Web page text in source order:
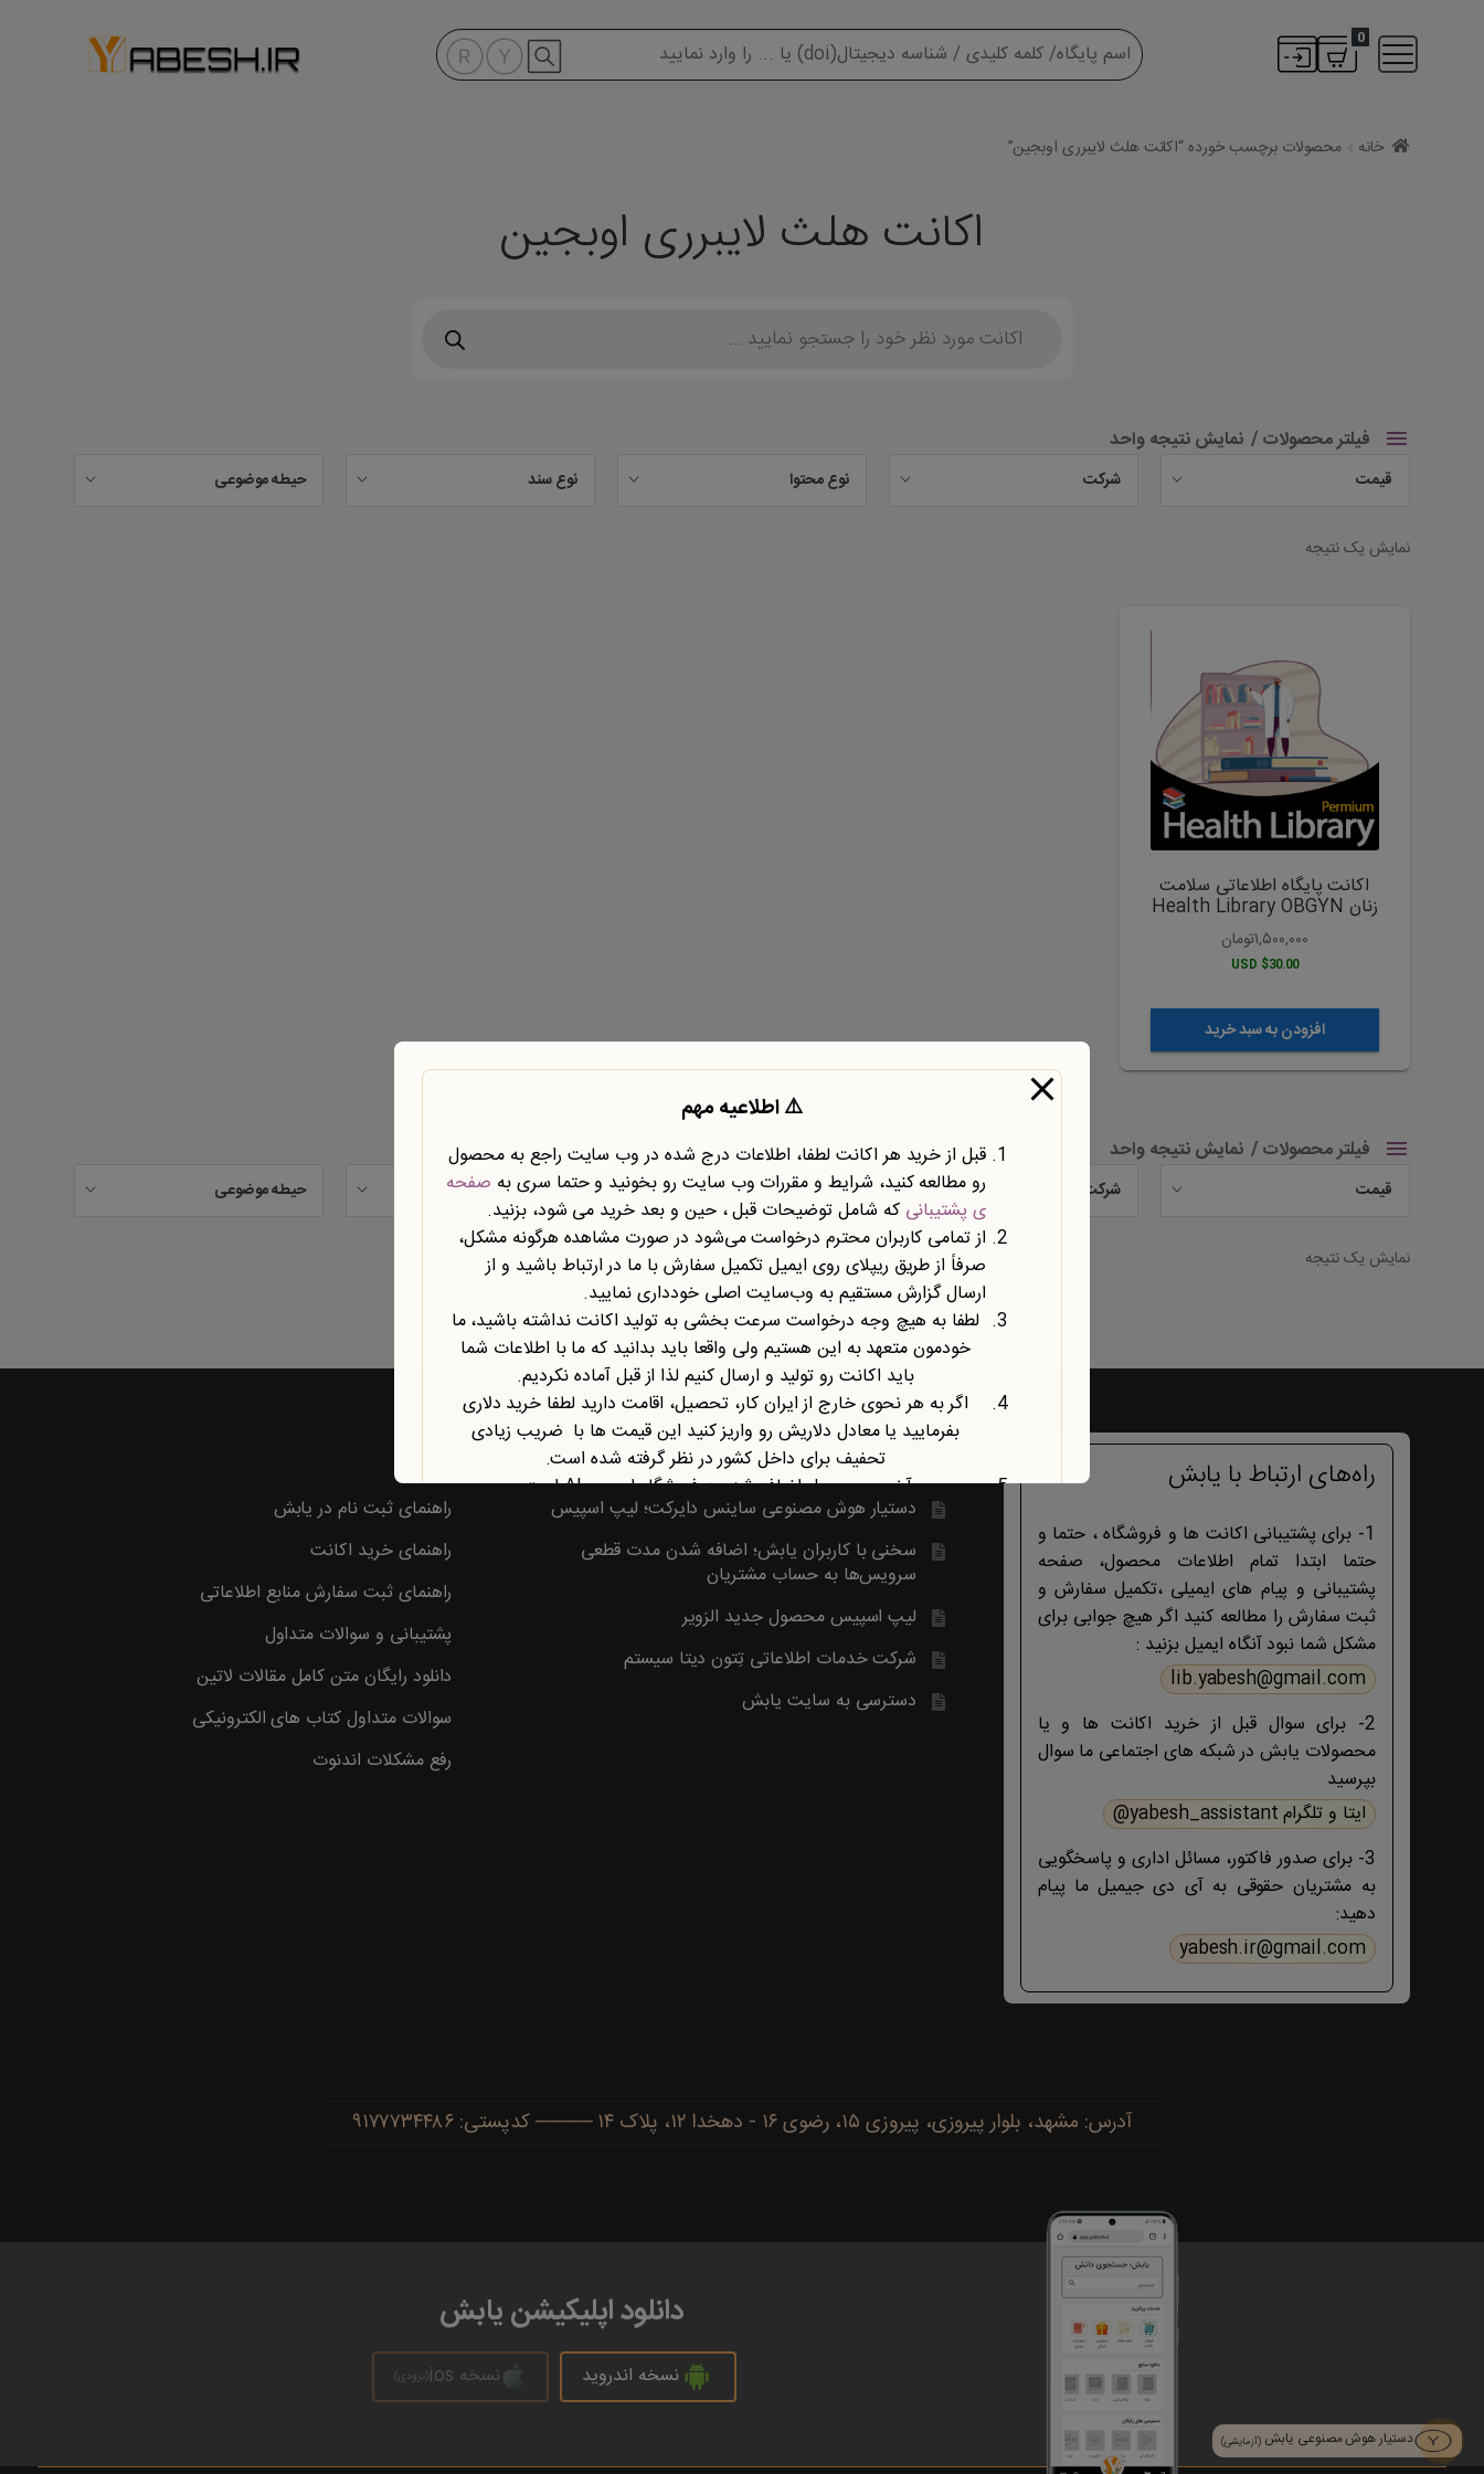
0
خانه محصولات برچسب خورده “اکانت هلث لایبرری اوبجین”
اکانت هلث لایبرری اوبجین
search
فیلتر محصولات نمایش نتیجه واحد
قیمت شرکت نوع محتوا نوع سند حیطه موضوعی
نمایش یک نتیجه
اکانت پایگاه اطلاعاتی سلامت
زنان Health Library OBGYN
۱,۵۰۰,۰۰۰تومان
$30.00 USD
افزودن به سبد خرید
فیلتر محصولات نمایش نتیجه واحد
قیمت شرکت نوع محتوا نوع سند حیطه موضوعی
نمایش یک نتیجه
دستیار هوش مصنوعی یابش (آزمایشی)
راه‌های ارتباط با یابش
1- برای پشتیبانی اکانت ها و فروشگاه ، حتما و
حتما ابتدا تمام اطلاعات محصول، صفحه
پشتیبانی و پیام های ایمیلی ،تکمیل سفارش و
ثبت سفارش را مطالعه کنید اگر هیچ جوابی برای
مشکل شما نبود آنگاه ایمیل بزنید :
lib.yabesh@gmail.com
2- برای سوال قبل از خرید اکانت ها و یا
محصولات یابش در شبکه های اجتماعی ما سوال
بپرسید
ایتا و تلگرام yabesh_assistant@
3- برای صدور فاکتور، مسائل اداری و پاسخگویی
به مشتریان حقوقی به آی دی جیمیل ما پیام
دهید:
yabesh.ir@gmail.com
تازه ها
دستیار هوش مصنوعی ساینس دایرکت؛ لیپ اسپیس
سخنی با کاربران یابش؛ اضافه شدن مدت قطعی
سرویس‌ها به حساب مشتریان
لیپ اسپیس محصول جدید الزویر
شرکت خدمات اطلاعاتی تِتون دیتا سیستم
دسترسی به سایت یابش
راهنماها
راهنمای ثبت نام در یابش
راهنمای خرید اکانت
راهنمای ثبت سفارش منابع اطلاعاتی
پشتیبانی و سوالات متداول
دانلود رایگان متن کامل مقالات لاتین
سوالات متداول کتاب های الکترونیکی
رفع مشکلات اندنوت
آدرس: مشهد، بلوار پیروزی، پیروزی ۱۵، رضوی ۱۶ - دهخدا ۱۲، پلاک ۱۴ ──── کدپستی: ۹۱۷۷۷۳۴۴۸۶
دانلود اپلیکیشن یابش
نسخه اندروید نسخه ios (بزودی)
⚠️ اطلاعیه مهم
قبل از خرید هر اکانت لطفا، اطلاعات درج شده در وب سایت راجع به محصول
رو مطالعه کنید، شرایط و مقررات وب سایت رو بخونید و حتما سری به صفحه
ی پشتیبانی که شامل توضیحات قبل ، حین و بعد خرید می شود، بزنید.
از تمامی کاربران محترم درخواست می‌شود در صورت مشاهده هرگونه مشکل،
صرفاً از طریق ریپلای روی ایمیل تکمیل سفارش با ما در ارتباط باشید و از
ارسال گزارش مستقیم به وب‌سایت اصلی خودداری نمایید.
لطفا به هیچ وجه درخواست سرعت بخشی به تولید اکانت نداشته باشید، ما
خودمون متعهد به این هستیم ولی واقعا باید بدانید که ما با اطلاعات شما
باید اکانت رو تولید و ارسال کنیم لذا از قبل آماده نکردیم.
اگر به هر نحوی خارج از ایران کار، تحصیل، اقامت دارید لطفا خرید دلاری
بفرمایید یا معادل دلاریش رو واریز کنید این قیمت ها با ضریب زیادی
تحفیف برای داخل کشور در نظر گرفته شده است.
آخرین محصول اضافه شده به فروشگاه امبیس AI است.
روش ارتباط با ما در پایین صفحات یابش درچ شده است، مطابق موضوع با
ما تماس بگیرید. با تشکر